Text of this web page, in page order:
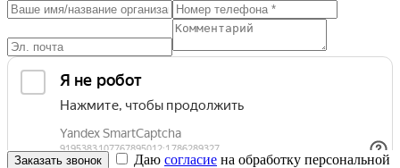
Даю согласие на обработку персональной